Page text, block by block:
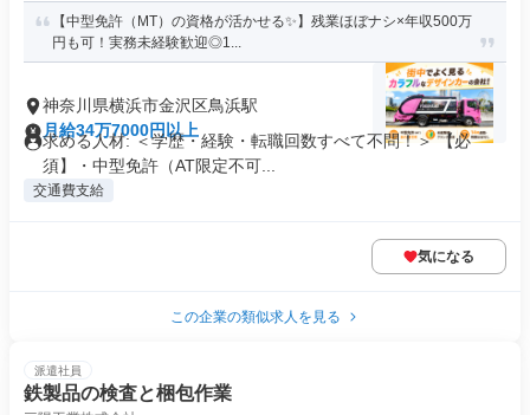
【中型免許（MT）の資格が活かせる✨】残業ほぼナシ×年収500万
円も可！実務未経験歓迎◎1...
神奈川県横浜市金沢区鳥浜駅
月給34万7000円以上
求める人材: ＜学歴・経験・転職回数すべて不問！＞ 【必
須】・中型免許（AT限定不可...
交通費支給
気になる
この企業の類似求人を見る
派遣社員
鉄製品の検査と梱包作業